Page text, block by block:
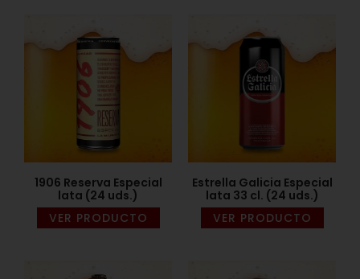
1906 Reserva Especial
lata (24 uds.)
VER PRODUCTO
Estrella Galicia Especial
lata 33 cl. (24 uds.)
VER PRODUCTO